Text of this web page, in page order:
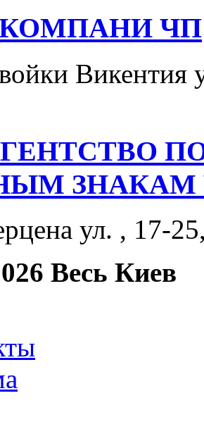
ЧП
Викентия
ЗНАКАМ
ул. , 17-
Весь Киев